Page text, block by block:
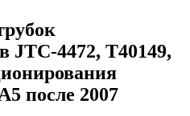
JTC-4472, T40149,
после 2007